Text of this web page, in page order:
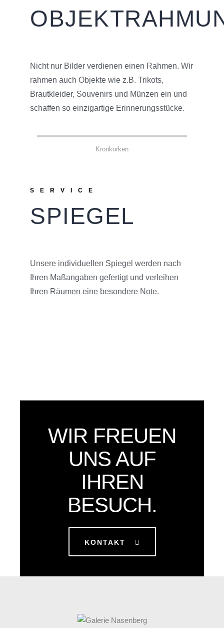
Nicht nur Bilder verdienen einen Rahmen. Wir
rahmen auch Objekte wie z.B. Trikots,
Brautkleider, Souvenirs und Münzen ein und
schaffen so einzigartige Erinnerungsstücke.
Kronkorken
SERVICE
SPIEGEL
Unsere individuellen Spiegel werden nach
Ihren Maßangaben gefertigt und verleihen
Ihren Räumen eine besondere Note.
WIR FREUEN
UNS AUF
IHREN
BESUCH.
KONTAKT